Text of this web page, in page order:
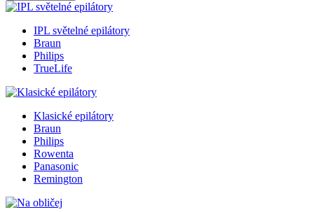
IPL světelné epilátory
Braun
Philips
TrueLife
Klasické epilátory
Braun
Philips
Rowenta
Panasonic
Remington